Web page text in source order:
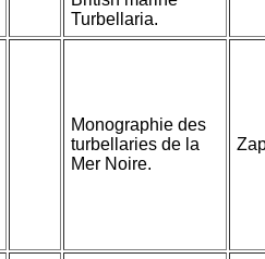
Turbellaria.
Monographie des
turbellaries de la
Mer Noire.